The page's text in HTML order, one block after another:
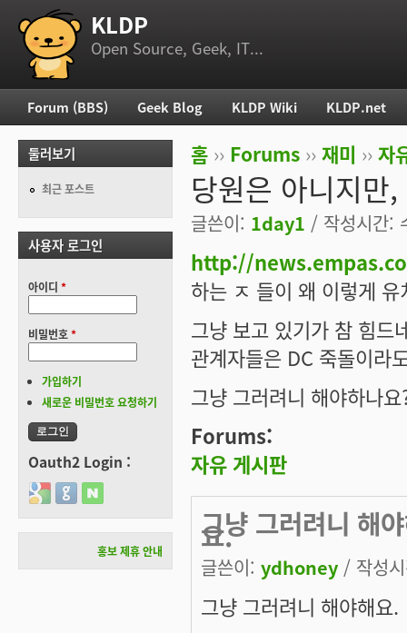
부 메뉴 KLDP
Open Source, Geek, IT...
현재 위치
홈 ›› Forums ›› 재미 ›› 자
당원은 아니지만
글쓴이: 1day1 / 작성시간:
http://
하는 ㅈ 들이 왜 이렇게 유
그냥 보고 있기가 참 힘드
관계자들은 DC 죽돌이라
그냥 그러려니 해야하나
Forums:
자유 게시판
그냥 그러려니 해
요.
글쓴이: ydhoney / 작성
그냥 그러려니 해야해요.
주 메뉴
Forum (BBS) Geek Blog KLDP Wiki KLDP.net
둘러보기
최근 포스트
사용자 로그인
아이디 *
비밀번호*
가입하기
새로운 비밀번호 요청하기
Oauth2 Login :
Login with Google
Login with GitHub
Login with Naver
홍보 제휴 안내